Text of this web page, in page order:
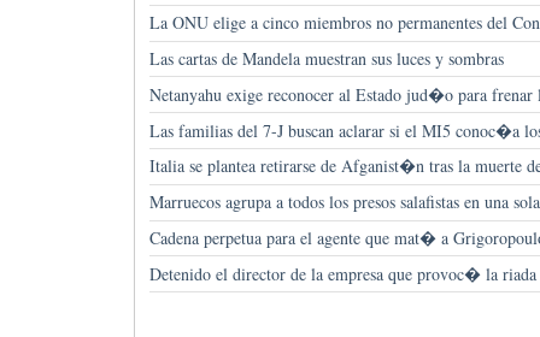
La ONU elige a cinco miembros no permanentes del
Las cartas de Mandela muestran sus luces y sombras
Netanyahu exige reconocer al Estado jud�o para
Las familias del 7-J buscan aclarar si el MI5 conoc�a
Italia se plantea retirarse de Afganist�n tras la muerte
Marruecos agrupa a todos los presos salafistas en una
Cadena perpetua para el agente que mat� a
Detenido el director de la empresa que provoc� la riada